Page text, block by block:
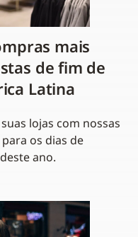
mais
de fim de
Latina
lojas com nossas
os dias de
ano.